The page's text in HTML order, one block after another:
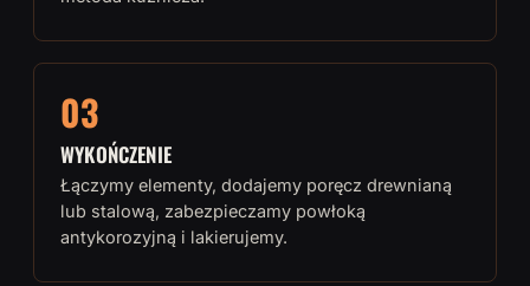
03
WYKOŃCZENIE
Łączymy elementy, dodajemy poręcz drewnianą
lub stalową, zabezpieczamy powłoką
antykorozyjną i lakierujemy.